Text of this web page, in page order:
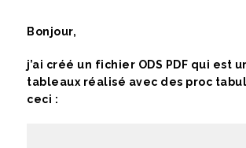
Bonjour,
j’ai créé un fichier ODS PDF qui est
tableaux réalisé avec des proc
ceci :